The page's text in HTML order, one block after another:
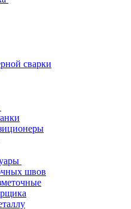
сварки
швов